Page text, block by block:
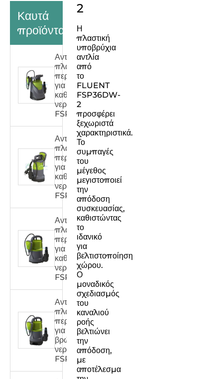
Καυτά
προϊόντα
Αντλία
πλαστικού
περιβλήματος
για
καθαρό
νερό
FSPXXX33C
Αντλία
πλαστικού
περιβλήματος
για
καθαρό
νερό
FSPXXX32C
Αντλία
πλαστικού
περιβλήματος
για
καθαρό
νερό
FSPXXX31C
Αντλία
πλαστικού
περιβλήματος
για
βρώμικο
νερό
FSPXXX31DW
2
Η
πλαστική
υποβρύχια
αντλία
από
το
FLUENT
FSP36DW-
2
προσφέρει
ξεχωριστά
χαρακτηριστικά.
Το
συμπαγές
του
μέγεθος
μεγιστοποιεί
την
απόδοση
συσκευασίας,
καθιστώντας
το
ιδανικό
για
βελτιστοποίηση
χώρου.
Ο
μοναδικός
σχεδιασμός
του
καναλιού
ροής
βελτιώνει
την
απόδοση,
με
αποτέλεσμα